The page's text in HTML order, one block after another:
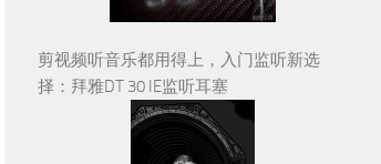
剪视频听音乐都用得上，入门监听新选
择：拜雅DT 30 IE监听耳塞